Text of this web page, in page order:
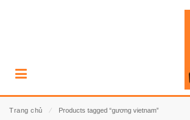
Trang chủ ⁄ Products tagged “gương vietnam”